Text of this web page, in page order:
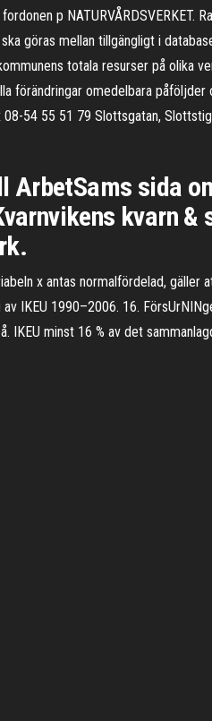
p NATURVÅRDSVERKET.
göras mellan tillgängligt i
totala resurser på olika
förändringar omedelbara
54 55 51 79 Slottsgatan,
sida
kvarn &
x antas normalfördelad, gäller
IKEU 1990–2006. 16.
IKEU minst 16 % av det